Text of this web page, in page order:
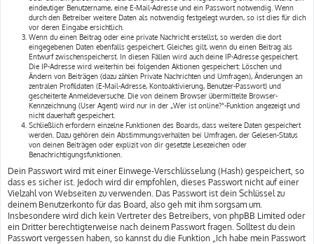
eindeutiger Benutzername, eine E-Mail-Adresse und ein Passwort notwendig. Wenn
durch den Betreiber weitere Daten als notwendig festgelegt wurden, so ist dies für dich
vor deren Eingabe ersichtlich.
Wenn du einen Beitrag oder eine private Nachricht erstellst, so werden die dort
eingegebenen Daten ebenfalls gespeichert. Gleiches gilt, wenn du einen Beitrag als
Entwurf zwischenspeicherst. In diesen Fällen wird auch deine IP-Adresse gespeichert.
Die IP-Adresse wird weiterhin bei folgenden Aktionen gespeichert: Löschen und
Ändern von Beiträgen (dazu zählen Private Nachrichten und Umfragen), Änderungen an
zentralen Profildaten (E-Mail-Adresse, Kontoaktivierung, Benutzer-Passwort) und
gescheiterte Anmeldeversuche. Die von deinem Browser übermittelte Browser-
Kennzeichnung (User Agent) wird nur in der „Wer ist online?“-Funktion angezeigt und
nicht dauerhaft gespeichert.
Schließlich erfordern einzelne Funktionen des Boards, dass weitere Daten gespeichert
werden. Dazu gehören dein Abstimmungsverhalten bei Umfragen, der Gelesen-Status
von deinen Beiträgen oder explizit von dir gesetzte Lesezeichen oder
Benachrichtigungsfunktionen.
Dein Passwort wird mit einer Einwege-Verschlüsselung (Hash) gespeichert, so
dass es sicher ist. Jedoch wird dir empfohlen, dieses Passwort nicht auf einer
Vielzahl von Webseiten zu verwenden. Das Passwort ist dein Schlüssel zu
deinem Benutzerkonto für das Board, also geh mit ihm sorgsam um.
Insbesondere wird dich kein Vertreter des Betreibers, von phpBB Limited oder
ein Dritter berechtigterweise nach deinem Passwort fragen. Solltest du dein
Passwort vergessen haben, so kannst du die Funktion „Ich habe mein Passwort